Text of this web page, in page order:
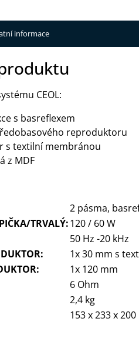
informace
CEOL:
s basreflexem
reproduktoru
s textilní membránou
z MDF
2 pásma,
TRVALÝ:120 / 60 W
50 Hz -20 kHz
1x 30 mm s
1x 120 mm
6 Ohm
2,4 kg
153 x 233 x